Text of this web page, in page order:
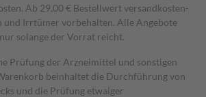
Ab 29,00 € Bestell­wert versand­kosten­
und Irrtümer vorbehalten. Alle Angebote
solange der Vorrat reicht.
Prüfung der Arzneimittel und sonstigen
beinhaltet die Durchführung von
und die Prüfung etwaiger